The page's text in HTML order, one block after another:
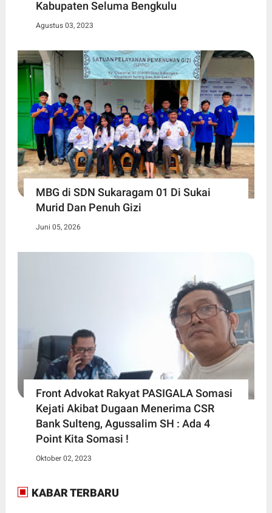
Kabupaten Seluma Bengkulu
Agustus 03, 2023
MBG di SDN Sukaragam 01 Di Sukai
Murid Dan Penuh Gizi
Juni 05, 2026
Front Advokat Rakyat PASIGALA Somasi
Kejati Akibat Dugaan Menerima CSR
Bank Sulteng, Agussalim SH : Ada 4
Point Kita Somasi !
Oktober 02, 2023
KABAR TERBARU